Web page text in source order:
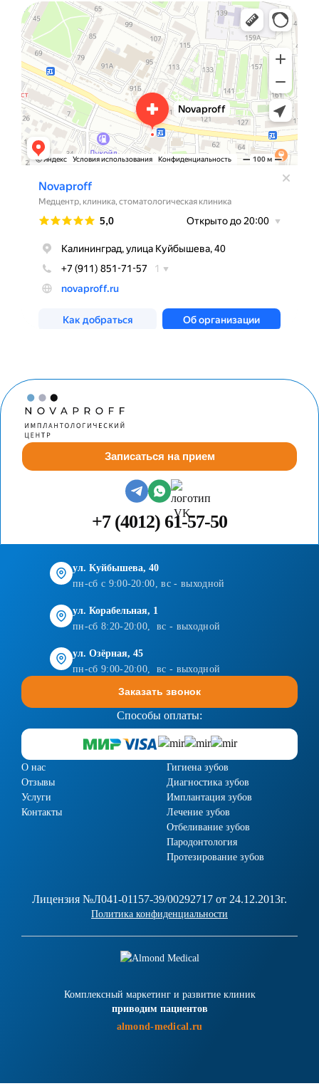
Записаться на прием
+7 (4012) 61-57-50
ул. Куйбышева, 40
пн-сб с 9:00-20:00, вс - выходной
ул. Корабельная, 1
пн-сб 8:20-20:00, вс - выходной
ул. Озёрная, 45
пн-сб 9:00-20:00, вс - выходной
Заказать звонок
Способы оплаты:
О нас
Отзывы
Услуги
Контакты
Гигиена зубов
Диагностика зубов
Имплантация зубов
Лечение зубов
Отбеливание зубов
Пародонтология
Протезирование зубов
Лицензия №Л041-01157-39/00292717 от 24.12.2013г.
Политика конфиденциальности
Комплексный маркетинг и развитие клиник
приводим пациентов
almond-medical.ru